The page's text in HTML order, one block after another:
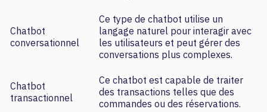
Chatbot
conversationnel
Ce type de chatbot utilise un
langage naturel pour interagir avec
les utilisateurs et peut gérer des
conversations plus complexes.
Chatbot
transactionnel
Ce chatbot est capable de traiter
des transactions telles que des
commandes ou des réservations.